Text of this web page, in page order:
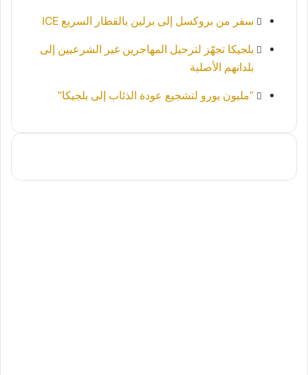
سفر من بروكسل إلى برلين بالقطار السريع ICE
بلجيكا تجهّز لترحيل المهاجرين غير الشرعيين إلى
بلدانهم الأصلية
“مليون يورو لتشجيع عودة الذئاب إلى بلجيكا”